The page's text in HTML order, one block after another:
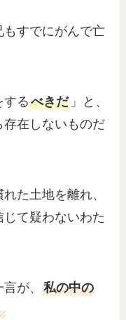
すでにがんで亡
するべきだ 」と、
在しないものだ
た土地を離れ、
て疑わないわた
言が、私の中の